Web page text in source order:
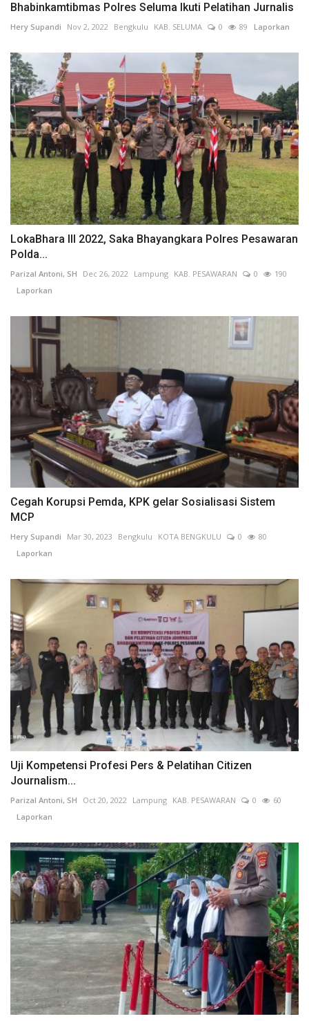
Bhabinkamtibmas Polres Seluma Ikuti Pelatihan Jurnalis
Hery Supandi Nov 2, 2022 Bengkulu KAB. SELUMA 0 89 Laporkan
LokaBhara III 2022, Saka Bhayangkara Polres Pesawaran
Polda...
Parizal Antoni, SH Dec 26, 2022 Lampung KAB. PESAWARAN 0
190
Laporkan
Cegah Korupsi Pemda, KPK gelar Sosialisasi Sistem
MCP
Hery Supandi Mar 30, 2023 Bengkulu KOTA BENGKULU 0
80
Laporkan
Uji Kompetensi Profesi Pers & Pelatihan Citizen
Journalism...
Parizal Antoni, SH Oct 20, 2022 Lampung KAB. PESAWARAN 0
60
Laporkan